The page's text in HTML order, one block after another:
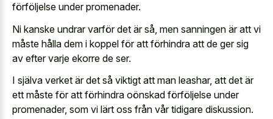
förföljelse under promenader.
Ni kanske undrar varför det är så, men sanningen är att vi
måste hålla dem i koppel för att förhindra att de ger sig
av efter varje ekorre de ser.
I själva verket är det så viktigt att man leashar, att det är
ett måste för att förhindra oönskad förföljelse under
promenader, som vi lärt oss från vår tidigare diskussion.